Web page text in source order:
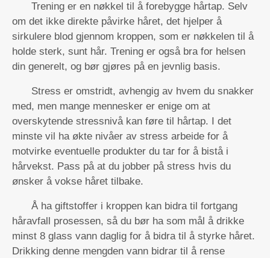
Trening er en nøkkel til å forebygge hårtap. Selv
om det ikke direkte påvirke håret, det hjelper å
sirkulere blod gjennom kroppen, som er nøkkelen til å
holde sterk, sunt hår. Trening er også bra for helsen
din generelt, og bør gjøres på en jevnlig basis.
Stress er omstridt, avhengig av hvem du snakker
med, men mange mennesker er enige om at
overskytende stressnivå kan føre til hårtap. I det
minste vil ha økte nivåer av stress arbeide for å
motvirke eventuelle produkter du tar for å bistå i
hårvekst. Pass på at du jobber på stress hvis du
ønsker å vokse håret tilbake.
Å ha giftstoffer i kroppen kan bidra til fortgang
håravfall prosessen, så du bør ha som mål å drikke
minst 8 glass vann daglig for å bidra til å styrke håret.
Drikking denne mengden vann bidrar til å rense